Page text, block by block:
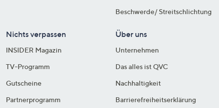
Beschwerde/ Streitschlichtung
Nichts verpassen
INSIDER Magazin
TV-Programm
Gutscheine
Partnerprogramm
Über uns
Unternehmen
Das alles ist QVC
Nachhaltigkeit
Barrierefreiheitserklärung